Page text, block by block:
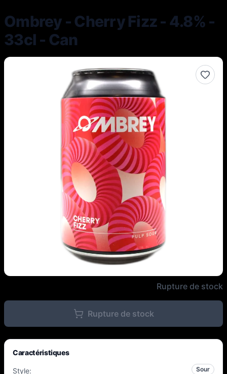
Ombrey - Cherry Fizz - 4.8% -
33cl - Can
Ombrey - Cherry Fizz - 4.8% -
Rupture de stock
Rupture de stock
Caractéristiques
Style: Sour